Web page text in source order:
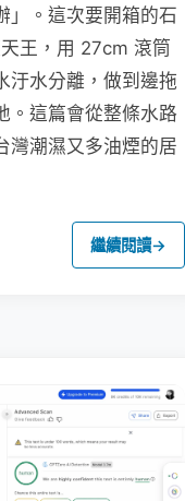
」。這次要開箱的石
王，用 27cm 滾筒
汙水分離，做到邊拖
。這篇會從整條水路
灣潮濕又多油煙的居
繼續閱讀→